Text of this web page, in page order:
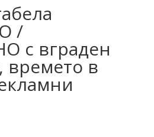
/
с вграден
времето в